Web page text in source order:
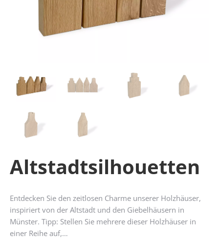
Altstadtsilhouetten
Entdecken Sie den zeitlosen Charme unserer Holzhäuser,
inspiriert von der Altstadt und den Giebelhäusern in
Münster. Tipp: Stellen Sie mehrere dieser Holzhäuser in
einer Reihe auf,…